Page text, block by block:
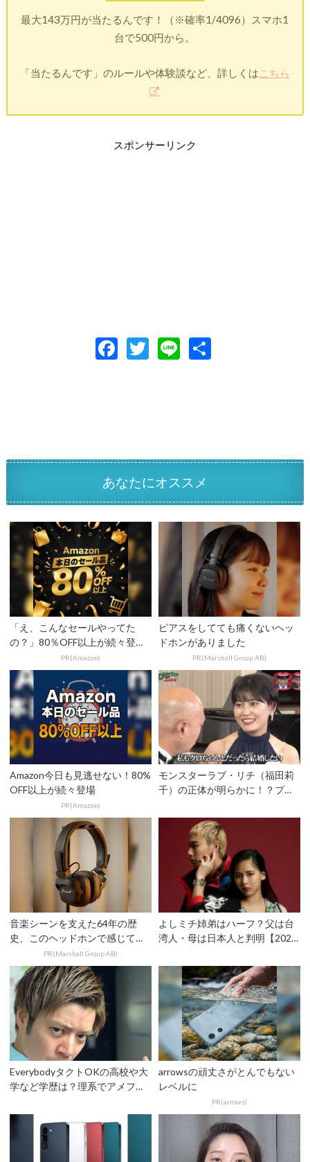
最大143万円が当たるんです！（※確率1/4096）スマホ1
台で500円から。
「当たるんです」のルールや体験談など、詳しくは こちら
スポンサーリンク
F
o
k
T
Li 共
あなたにオススメ
「え、こんなセールやってた
の？」80％OFF以上が続々登
場！Amazonの本気が...
PR(Amazon)
ピアスをしてても痛くないヘッ
ドホンがありました
PR(Marshall Group AB)
Amazon今日も見逃せない！80%
OFF以上が続々登場
PR(Amazon)
モンスターラブ・リチ（福田莉
千）の正体が明らかに！？プロ
音楽シーンを支えた64年の歴
史、このヘッドホンで感じてみ
PR(Marshall Group AB)
よしミチ姉弟はハーフ？父は台
湾人・母は日本人と判明【2026
EverybodyタクトOKの高校や大
学など学歴は？理系でアメフト
arrowsの頑丈さがとんでもない
レベルに
PR(arrows)